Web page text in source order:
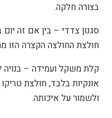
בצורה חלקה.
סגנון צדדי – בין אם זה
חולצת החולצה הקצרה הזו
ולשמור על איכותה.